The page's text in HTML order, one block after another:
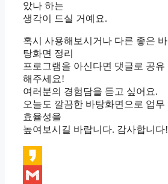
았나 하는
생각이 드실 거예요.
혹시 사용해보시거나 다른 좋은 바
탕화면 정리
프로그램을 아신다면 댓글로 공유
해주세요!
여러분의 경험담을 듣고 싶어요.
오늘도 깔끔한 바탕화면으로 업무
효율성을
높여보시길 바랍니다. 감사합니다!
Kakao